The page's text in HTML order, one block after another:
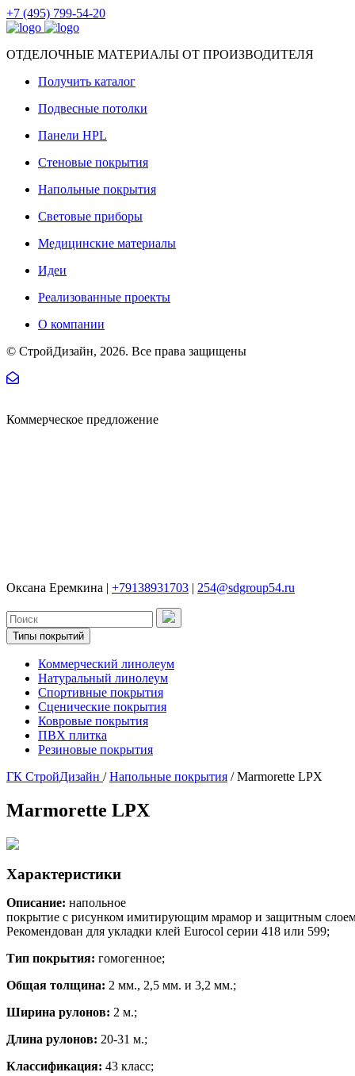
+7 (495) 799-54-20
ОТДЕЛОЧНЫЕ МАТЕРИАЛЫ ОТ ПРОИЗВОДИТЕЛЯ
Получить каталог
Подвесные потолки
Панели HPL
Стеновые покрытия
Напольные покрытия
Световые приборы
Медицинские материалы
Идеи
Реализованные проекты
О компании
© СтройДизайн, 2026. Все права защищены
Коммерческое предложение
Оксана Еремкина | +79138931703 | 254@sdgroup54.ru
Типы покрытий
Коммерческий линолеум
Натуральный линолеум
Спортивные покрытия
Сценические покрытия
Ковровые покрытия
ПВХ плитка
Резиновые покрытия
ГК СтройДизайн /Напольные покрытия /Marmorette LPX
Marmorette LPX
Характеристики
Описание: напольное
покрытие с рисунком имитирующим мрамор и защитным
Рекомендован для укладки клей Eurocol серии 418 или 599;
Тип покрытия: гомогенное;
Общая толщина: 2 мм., 2,5 мм. и 3,2 мм.;
Ширина рулонов: 2 м.;
Длина рулонов: 20-31 м.;
Классификация: 43 класс;